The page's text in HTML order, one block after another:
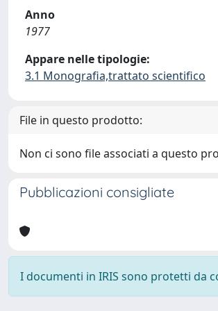
Anno
1977
Appare nelle tipologie:
3.1 Monografia,trattato scientifico
File in questo prodotto:
Non ci sono file associati a questo
Pubblicazioni consigliate
I documenti in IRIS sono protetti da